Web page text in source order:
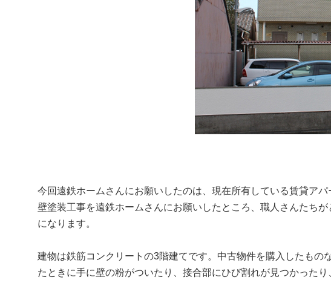
今回遠鉄ホームさんにお願いしたのは、現在所有している賃貸ア
壁塗装工事を遠鉄ホームさんにお願いしたところ、職人さんたち
になります。
建物は鉄筋コンクリートの3階建てです。中古物件を購入したも
たときに手に壁の粉がついたり、接合部にひび割れが見つかった